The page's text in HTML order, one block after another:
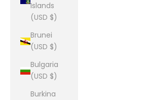
Islands
(USD $)
Brunei
(USD $)
Bulgaria
(USD $)
Burkina